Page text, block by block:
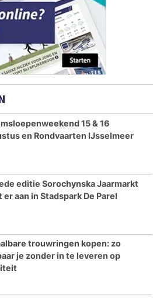
15 & 16
en Rondvaarten IJsselmeer
editie Sorochynska Jaarmarkt
er aan in Stadspark De Parel
trouwringen kopen: zo
je zonder in te leveren op